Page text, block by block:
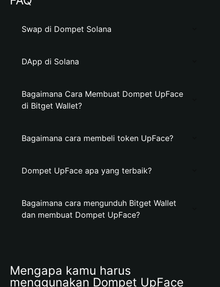
Swap di Dompet Solana
DApp di Solana
Bagaimana Cara Membuat Dompet UpFace
di Bitget Wallet?
Bagaimana cara membeli token UpFace?
Dompet UpFace apa yang terbaik?
Bagaimana cara mengunduh Bitget Wallet
dan membuat Dompet UpFace?
Mengapa kamu harus
menggunakan Dompet UpFace